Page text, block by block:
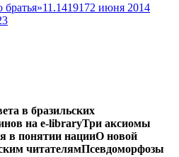
11.1419172 июня 2014
в бразильских
на e-libraryТри аксиомы
в понятии нацииО новой
читателямПсевдоморфозы